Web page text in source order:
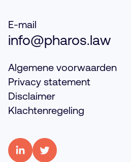
E-mail
info@pharos.law
Algemene voorwaarden
Privacy statement
Disclaimer
Klachtenregeling